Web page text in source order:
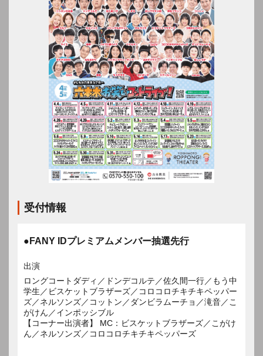
受付情報
●FANY IDプレミアムメンバー抽選先行
出演
ロングコートダディ／ドンデコルテ／佐久間一行／もう中
学生／ビスケットブラザーズ／コロコロチキチキペッパー
ズ／ネルソンズ／コットン／ダンビラムーチョ／滝音／こ
がけん／インポッシブル
【コーナー出演者】 MC：ビスケットブラザーズ／こがけ
ん／ネルソンズ／コロコロチキチキペッパーズ